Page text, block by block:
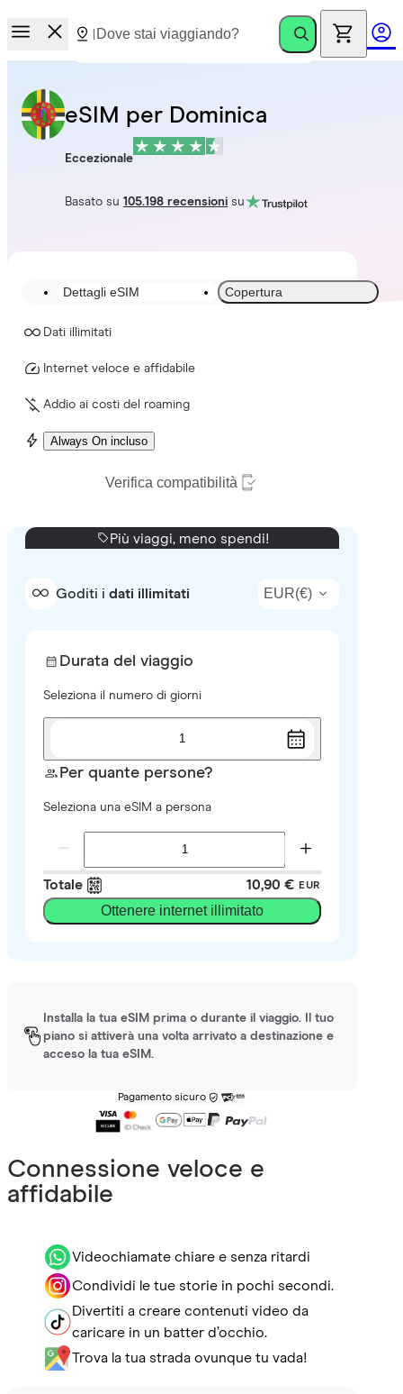
eSIM per Dominica
Eccezionale
Basato su105.198 recensioni su
Dettagli eSIM Copertura
Dati illimitati
Internet veloce e affidabile
Addio ai costi del roaming
Always On incluso
Verifica compatibilità
Più viaggi, meno spendi!
Goditi i dati illimitati EUR(€)
Durata del viaggio
Seleziona il numero di giorni
1
Per quante persone?
Seleziona una eSIM a persona
Totale 10,90 € EUR
Ottenere internet illimitato
Installa la tua eSIM prima o durante il viaggio. Il tuo
piano si attiverà una volta arrivato a destinazione e
acceso la tua eSIM.
Pagamento sicuro
Connessione veloce e
affidabile
Videochiamate chiare e senza ritardi
Condividi le tue storie in pochi secondi.
Divertiti a creare contenuti video da
caricare in un batter d’occhio.
Trova la tua strada ovunque tu vada!